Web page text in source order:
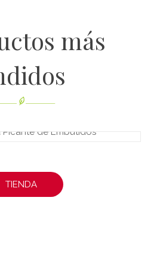
más
TIENDA